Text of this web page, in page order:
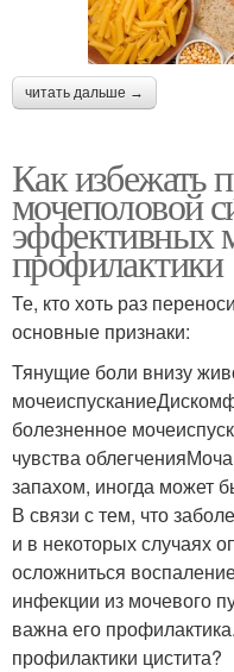
читать дальше →
Как избежать
мочеполовой
эффективных
профилактики
Те, кто хоть раз
основные признаки:
Тянущие боли внизу
болезненное
чувства
запахом, иногда может
В связи с тем, что
и в некоторых случаях
осложниться
инфекции из мочевого
важна его
профилактики цистита?